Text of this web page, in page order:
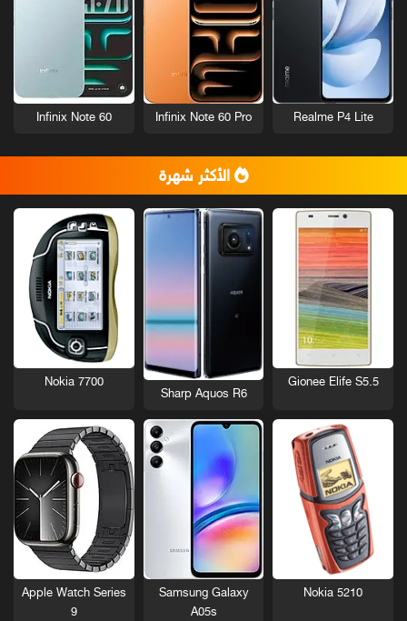
Realme P4 Lite
Infinix Note 60 Pro
Infinix Note 60
الأكثر شهرة
Gionee Elife S5.5
Sharp Aquos R6
Nokia 7700
Nokia 5210
Samsung Galaxy
A05s
Apple Watch Series
9